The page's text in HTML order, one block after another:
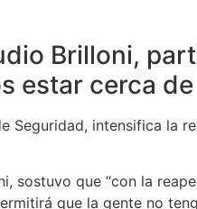
Brilloni,
estar cerca
Seguridad, intensifica
sostuvo que “con la
que la gente no